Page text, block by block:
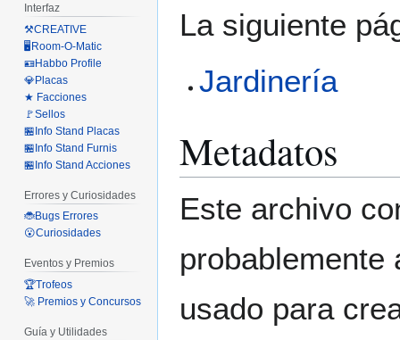
La siguiente
Jardinería
Metadatos
Este archivo
probablemente
usado para
Interfaz
⚒️CREATIVE
🖥️Room-O-Matic
🪪Habbo Profile
💎Placas
★ Facciones
🚩Sellos
🏪Info Stand Placas
🏪Info Stand Furnis
🏪Info Stand Acciones
Errores y Curiosidades
🐞Bugs Errores
😮Curiosidades
Eventos y Premios
🏆Trofeos
🚀 Premios y Concursos
Guía y Utilidades